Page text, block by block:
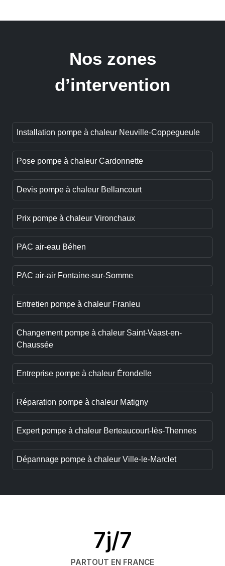
Nos zones
d’intervention
Installation pompe à chaleur Neuville-Coppegueule
Pose pompe à chaleur Cardonnette
Devis pompe à chaleur Bellancourt
Prix pompe à chaleur Vironchaux
PAC air-eau Béhen
PAC air-air Fontaine-sur-Somme
Entretien pompe à chaleur Franleu
Changement pompe à chaleur Saint-Vaast-en-
Chaussée
Entreprise pompe à chaleur Érondelle
Réparation pompe à chaleur Matigny
Expert pompe à chaleur Berteaucourt-lès-Thennes
Dépannage pompe à chaleur Ville-le-Marclet
7j/7
PARTOUT EN FRANCE